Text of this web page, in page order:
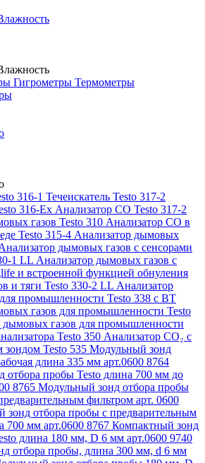
Гигрометры Термометры
316-1 Течеискатель Testo 317-2
316-Ex Анализатор CO Testo 317-2
газов Testo 310 Анализатор CO в
Testo 315-4 Анализатор дымовых
дымовых газов с сенсорами
1 LL Анализатор дымовых газов с
и встроенной функцией обнуления
и тяги Testo 330-2 LL Анализатор
промышленности Testo 338 с BT
газов для промышленности Testo
дымовых газов для промышленности
Testo 350 Анализатор СО₂ с
Testo 535 Модульный зонд
длина 335 мм арт.0600 8764
отбора пробы Testo длина 700 мм до
8765 Модульный зонд отбора пробы
фильтром арт. 0600
зонд отбора пробы с предварительным
700 мм арт.0600 8767 Компактный зонд
длина 180 мм, D 6 мм арт.0600 9740
отбора пробы, длина 300 мм, d 6 мм